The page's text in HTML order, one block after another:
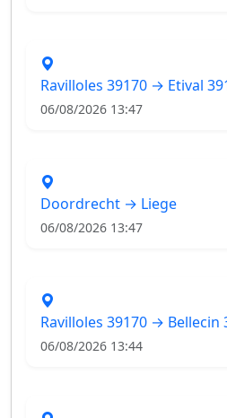
Ravilloles 39170 → Etival
06/08/2026 13:47
Doordrecht → Liege
06/08/2026 13:47
Ravilloles 39170 → Bellecin
06/08/2026 13:44